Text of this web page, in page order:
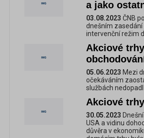
a jako
03.08.2023 ČNB
dnešním zasedání
intervenční režim
Akciové
05.06.2023 Mezi
očekáváním
službách
Akciové
30.05.2023
USA a vidinu
důvěra v